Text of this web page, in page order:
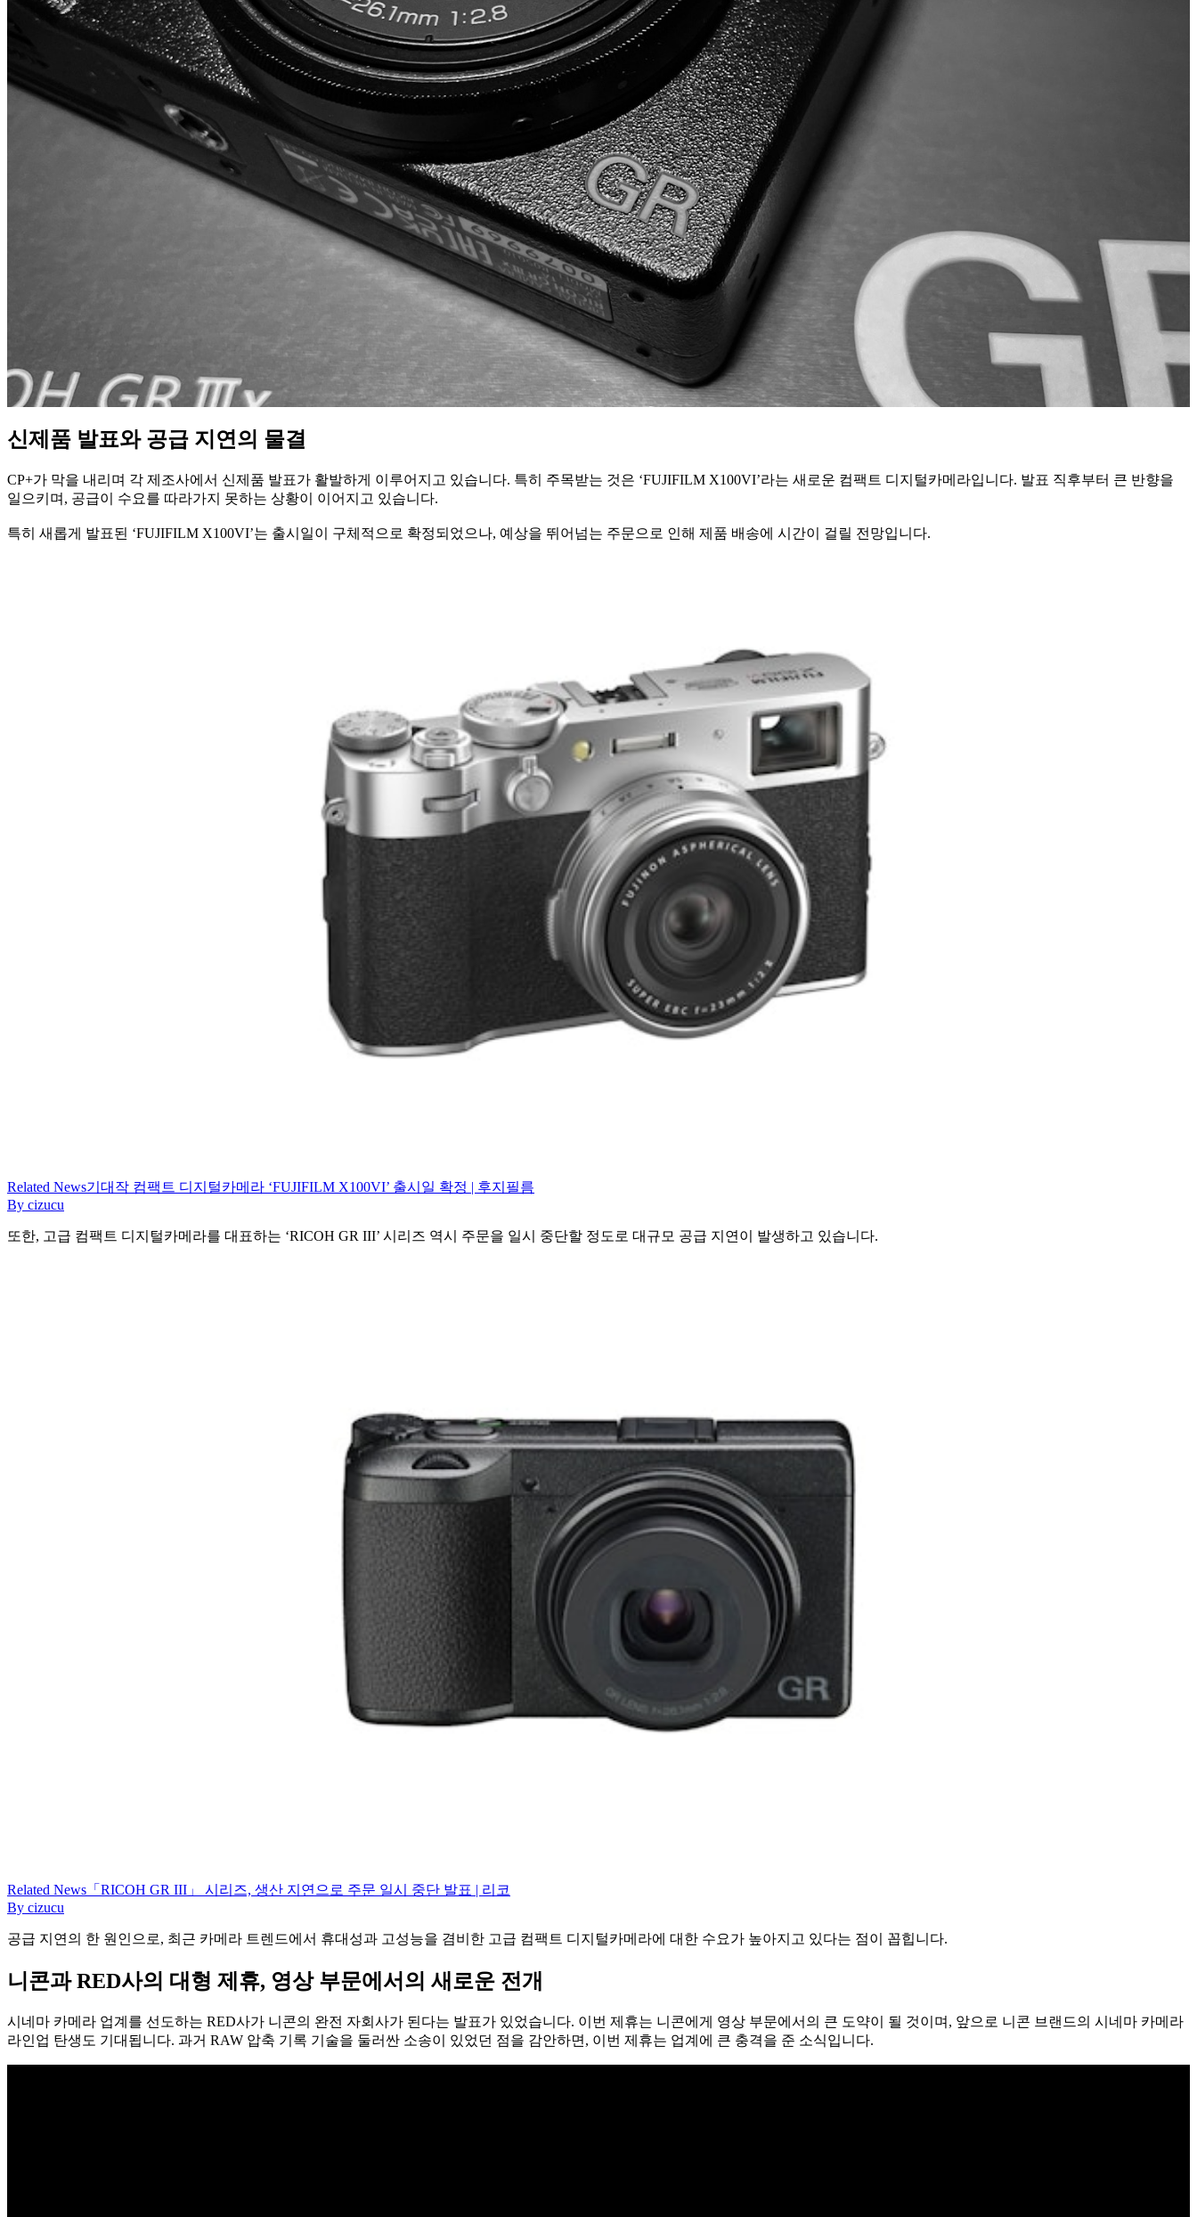
신제품 발표와 공급 지연의 물결
CP+가 막을 내리며 각 제조사에서 신제품 발표가 활발하게 이루어지고 있습니다. 특히 주목받는 것은 ‘FUJIFILM X100VI’라는 새로운 컴팩트 디지털카메라입니다. 발표 직후부터 큰 반향을
일으키며, 공급이 수요를 따라가지 못하는 상황이 이어지고 있습니다.
특히 새롭게 발표된 ‘FUJIFILM X100VI’는 출시일이 구체적으로 확정되었으나, 예상을 뛰어넘는 주문으로 인해 제품 배송에 시간이 걸릴 전망입니다.
Related News기대작 컴팩트 디지털카메라 ‘FUJIFILM X100VI’ 출시일 확정 | 후지필름
By cizucu
또한, 고급 컴팩트 디지털카메라를 대표하는 ‘RICOH GR III’ 시리즈 역시 주문을 일시 중단할 정도로 대규모 공급 지연이 발생하고 있습니다.
Related News 「RICOH GR III」 시리즈, 생산 지연으로 주문 일시 중단 발표 | 리코
By cizucu
공급 지연의 한 원인으로, 최근 카메라 트렌드에서 휴대성과 고성능을 겸비한 고급 컴팩트 디지털카메라에 대한 수요가 높아지고 있다는 점이 꼽힙니다.
니콘과 RED사의 대형 제휴, 영상 부문에서의 새로운 전개
시네마 카메라 업계를 선도하는 RED사가 니콘의 완전 자회사가 된다는 발표가 있었습니다. 이번 제휴는 니콘에게 영상 부문에서의 큰 도약이 될 것이며, 앞으로 니콘 브랜드의 시네마 카메라
라인업 탄생도 기대됩니다. 과거 RAW 압축 기록 기술을 둘러싼 소송이 있었던 점을 감안하면, 이번 제휴는 업계에 큰 충격을 준 소식입니다.